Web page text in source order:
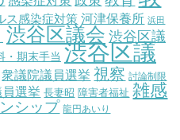
ス感染症対策 河津保養所 浜田
渋谷区議会 渋谷区議
・期末手当 渋谷区議
衆議院議員選挙 視察 討論制限
選挙 長妻昭 障害者福祉 雑感
シップ 龍円あいり